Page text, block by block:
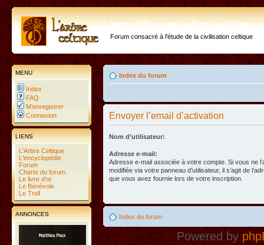
http://forum.arbre-
Forum consacré à l'étude de la civilisation celtique
MENU
Index
FAQ
M’enregistrer
Connexion
LIENS
L'Arbre Celtique
L'encyclopédie
Forum
Charte du forum
Le livre d'or
Le Bénévole
Le Troll
ANNONCES
Index du forum
Envoyer l’email d’activation
Nom d’utilisateur:
Adresse e-mail:
Adresse e-mail associée à votre compte. Si vous ne
modifiée via votre panneau d’utilisateur, il s’agit de
que vous avez fournie lors de votre inscription.
Index du forum
Powered by